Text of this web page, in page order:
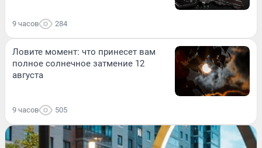
9 часов 284
Ловите момент: что принесет вам
полное солнечное затмение 12
августа
9 часов 505